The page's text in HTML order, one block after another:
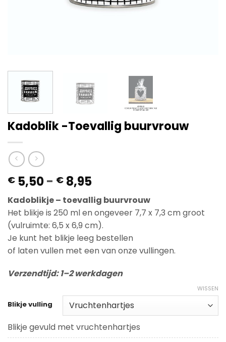
Kadoblik -Toevallig buurvrouw
€ 5,50- € 8,95Prijsklasse:
€ 5,50
tot
€ 8,95
Kadoblikje – toevallig buurvrouw
Het blikje is 250 ml en ongeveer 7,7 x 7,3 cm groot
(vulruimte: 6,5 x 6,9 cm).
Je kunt het blikje leeg bestellen
of laten vullen met een van onze vullingen.
Verzendtijd: 1–2 werkdagen
Blikje vulling
WISSEN
Blikje gevuld met vruchtenhartjes